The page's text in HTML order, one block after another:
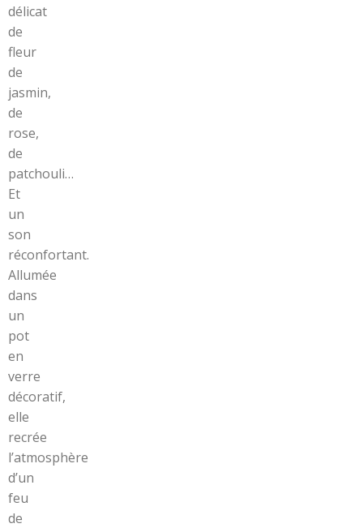
délicat
de
fleur
de
jasmin,
de
rose,
de
patchouli…
Et
un
son
réconfortant.
Allumée
dans
un
pot
en
verre
décoratif,
elle
recrée
l’atmosphère
d’un
feu
de